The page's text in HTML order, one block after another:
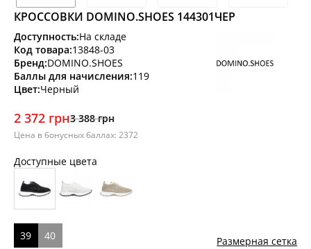
КРОССОВКИ DOMINO.SHOES 144301ЧЕР
Доступность:На складе
Код товара:13848-03
Бренд:DOMINO.SHOES
Баллы для начисления:119
Цвет:Черный
Доступные цвета
39 40 Размерная сетка
2 372 грн3 388 грн
Цена в бонусных баллах: 2372